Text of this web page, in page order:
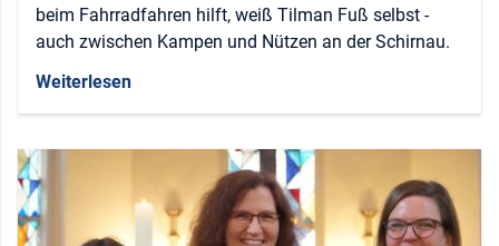
beim Fahrradfahren hilft, weiß Tilman Fuß selbst -
auch zwischen Kampen und Nützen an der Schirnau.
Weiterlesen